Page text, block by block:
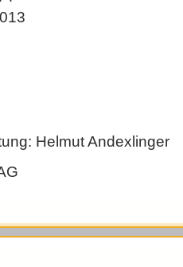
Helmut Andexlinger